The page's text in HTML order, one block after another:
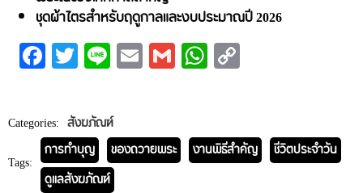
ชุดผ้าไตรสำหรับฤดูกาลและงบประมาณปี 2026
Facebook
Twitter
LineEmailGmailWhatsApp
Categories: สังฆภัณฑ์
Tags:
การทำบุญ ของถวายพระ งานพิธีสำคัญ
ชีวิตประจำวัน
ดูแลสังฆภัณฑ์